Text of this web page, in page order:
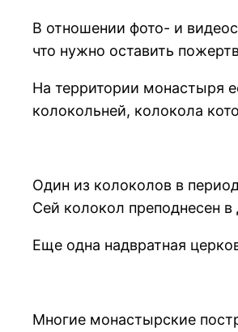
В отношении фото- и
что нужно оставить
На территории монастыря
колокольней, колокола
Один из колоколов в
Сей колокол преподнесен
Еще одна надвратная
Многие монастырские